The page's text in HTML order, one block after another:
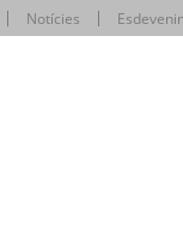
Notícies